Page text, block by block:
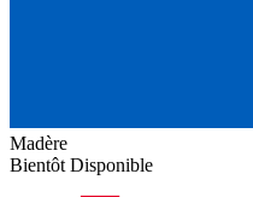
Madère
Bientôt Disponible